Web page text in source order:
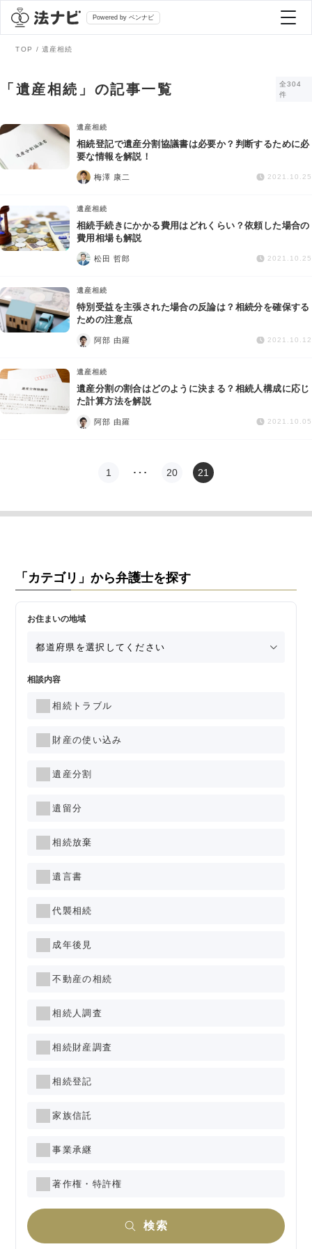
Powered by ベンナビ
全て
法律相談
債務整理
交通事故
労働問題
債権回収
弁護士を探す
おすすめ弁護士診断
AI Search Premium
掲載をご検討の弁護士の方へ
TOP 遺産相続
「遺産相続」の記事一覧
全304
件
遺産相続
相続登記で遺産分割協議書は必要か？判断するために必
要な情報を解説！
梅澤 康二 2021.10.25
遺産相続
相続手続きにかかる費用はどれくらい？依頼した場合の
費用相場も解説
松田 哲郎 2021.10.25
遺産相続
特別受益を主張された場合の反論は？相続分を確保する
ための注意点
阿部 由羅 2021.10.12
遺産相続
遺産分割の割合はどのように決まる？相続人構成に応じ
た計算方法を解説
阿部 由羅 2021.10.05
1 … 20 21
「カテゴリ」から弁護士を探す
お住まいの地域
相談内容
相続トラブル
財産の使い込み
遺産分割
遺留分
相続放棄
遺言書
代襲相続
成年後見
不動産の相続
相続人調査
相続財産調査
相続登記
家族信託
事業承継
著作権・特許権
検索